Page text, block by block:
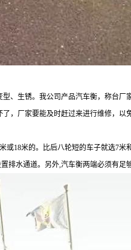
、生锈。我公司产品汽车衡，称台厂
厂家要能及时赶过来进行维修，以
18米的。比后八轮短的车子就选7米
水通道。另外,汽车衡两端必须有足